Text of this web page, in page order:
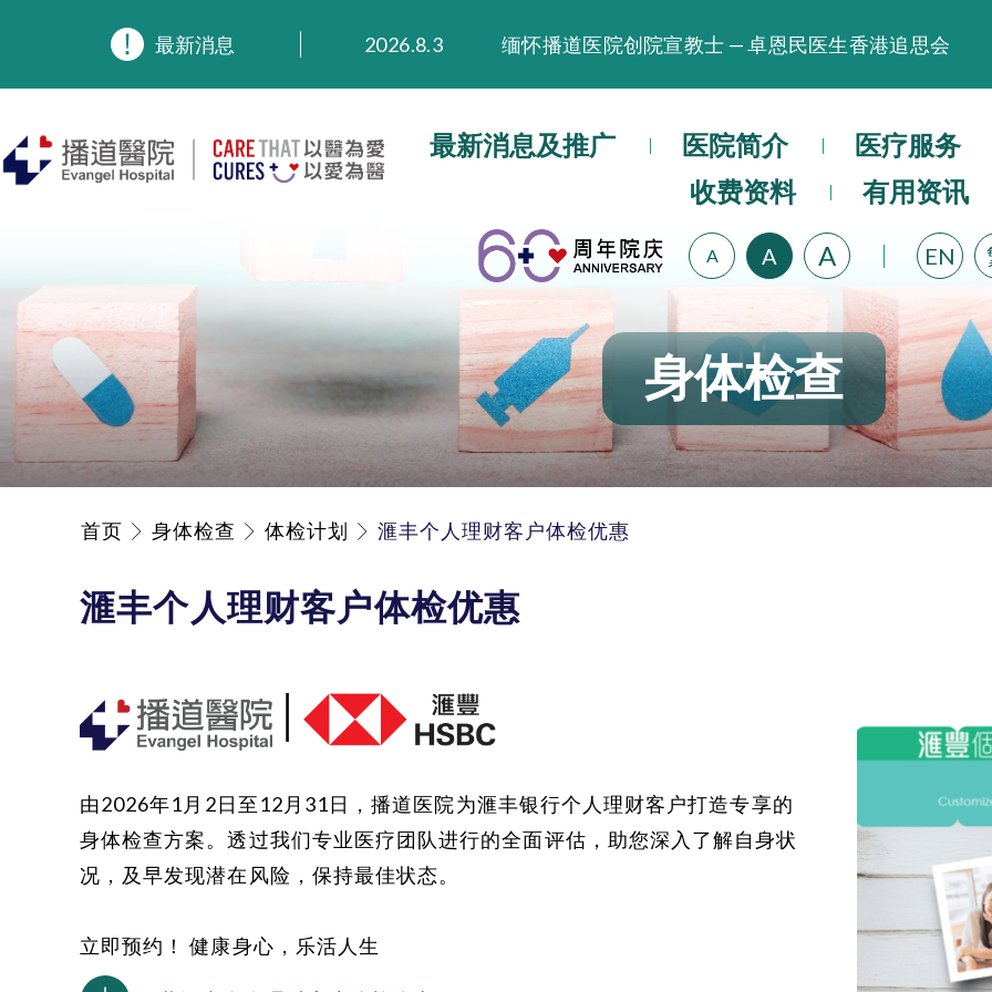
最新消息 2026.8.3
缅怀播道医院创院宣教士 — 卓恩民医生香港追思会
2025.9.23
2025.8.4
播道医院手机App已推出查阅病歷记录及求诊资料功能
最新消息及推广 医院简介
医疗服务
收费资料
有用资讯
A A A EN
身体检查
首页 身体检查 体检计划 滙丰个人理财客户体检优惠
滙丰个人理财客户体检优惠
│
由2026年1月2日至12月31日，播道医院为滙丰银行个人理财客户打造专享的
身体检查方案。透过我们专业医疗团队进行的全面评估，助您深入了解自身状
况，及早发现潜在风险，保持最佳状态。
立即预约！ 健康身心，乐活人生